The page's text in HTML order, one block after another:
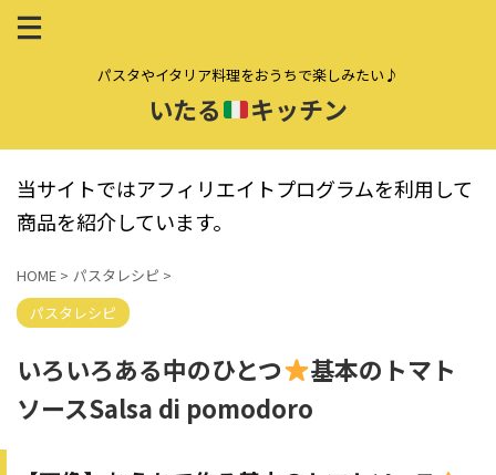
パスタやイタリア料理をおうちで楽しみたい♪
いたる キッチン
当サイトではアフィリエイトプログラムを利用して
商品を紹介しています。
HOME > パスタレシピ >
パスタレシピ
いろいろある中のひとつ
基本のトマト
ソースSalsa di pomodoro